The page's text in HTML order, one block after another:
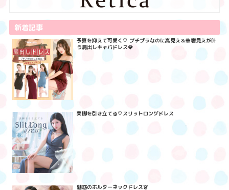
新着記事
予算を抑えて可愛く♡ プチプラなのに高見え＆華奢見えが叶
う肩出しキャバドレス💎
美脚を引き立てる♡スリットロングドレス
魅惑のホルターネックドレス👗